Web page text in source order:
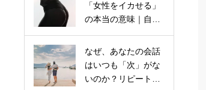
「女性をイカせる」
の本当の意味｜自己
し、パートナーを虜
にする本質的アプロ
なぜ、あなたの会話
はいつも「次」がな
いのか？リピート率